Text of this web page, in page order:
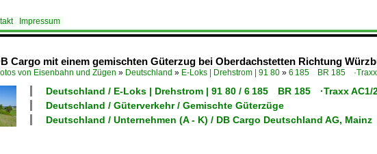
Impressum
Cargo mit einem gemischten Güterzug bei Oberdachstetten Richtung
von Eisenbahn und Zügen » Deutschland » E-Loks | Drehstrom | 91 80 » 6 185 BR 185 ·Traxx
Deutschland / E-Loks | Drehstrom | 91 80 / 6 185 BR 185 ·Traxx AC1/
Deutschland / Güterverkehr / Gemischte Güterzüge
Deutschland / Unternehmen (A - K) / DB Cargo Deutschland AG,